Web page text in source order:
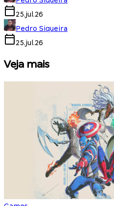
25.jul.26
Pedro Siqueira
25.jul.26
Veja mais